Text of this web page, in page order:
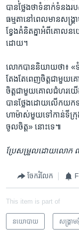
បានថ្លែងថា​ទំនាក់ទំន
ធម្មតា​នៅ​ពេលមានសង្គ្
ខ្វែង​គំនិតគ្នា​អំពី​គោលន
ដោយ។
លោកបាន​និយាយ​ថា៖ «ទំ
តែងតែ​ពេញ​ចិត្ត​ជា​មួយ
ចិត្ត​ជាមួយ​គោលជំហរ​យើ
បាន​ថ្លែង​ដោយលើក​យក​
ហាម៉ាស់​មួយ​ទៅកាន់​ទី​ក្រុ
ចូលចិត្ត​» នោះទេ៕
ប្រែសម្រួល​ដោយលោក
ចែករំលែក
This item is part of
នយោបាយ សង្គ្រា